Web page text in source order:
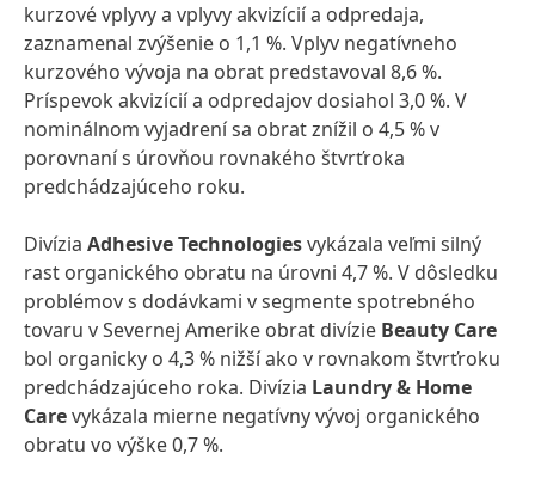
kurzové vplyvy a vplyvy akvizícií a odpredaja,
zaznamenal zvýšenie o 1,1 %. Vplyv negatívneho
kurzového vývoja na obrat predstavoval 8,6 %.
Príspevok akvizícií a odpredajov dosiahol 3,0 %. V
nominálnom vyjadrení sa obrat znížil o 4,5 % v
porovnaní s úrovňou rovnakého štvrťroka
predchádzajúceho roku.
Divízia Adhesive Technologiesvykázala veľmi silný
rast organického obratu na úrovni 4,7 %. V dôsledku
problémov s dodávkami v segmente spotrebného
tovaru v Severnej Amerike obrat divízie Beauty Care
bol organicky o 4,3 % nižší ako v rovnakom štvrťroku
predchádzajúceho roka. Divízia Laundry & Home
Carevykázala mierne negatívny vývoj organického
obratu vo výške 0,7 %.